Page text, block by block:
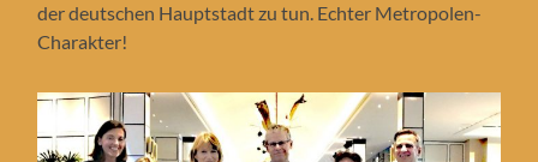
der deutschen Hauptstadt zu tun. Echter Metropolen-
Charakter!